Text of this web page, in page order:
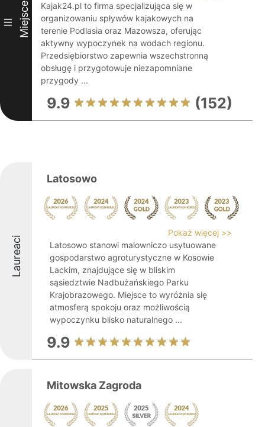
III Miejsce
Kajak24.pl to firma specjalizująca się w
organizowaniu spływów kajakowych na
terenie Podlasia oraz Mazowsza, oferując
aktywny wypoczynek na wodach regionu.
Przedsiębiorstwo zapewnia wszechstronną
obsługę i przygotowuje niezapomniane
przygody ...
9.9 (152)
Laureaci
Latosowo
Pokaż więcej >>
Latosowo stanowi malowniczo usytuowane
gospodarstwo agroturystyczne w Kosowie
Lackim, znajdujące się w bliskim
sąsiedztwie Nadbużańskiego Parku
Krajobrazowego. Miejsce to wyróżnia się
atmosferą spokoju oraz możliwością
wypoczynku blisko naturalnego ...
9.9
Mitowska Zagroda